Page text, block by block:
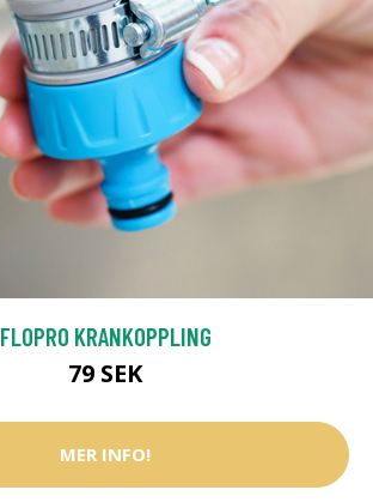
FLOPRO KRANKOPPLING
79 SEK
MER INFO!